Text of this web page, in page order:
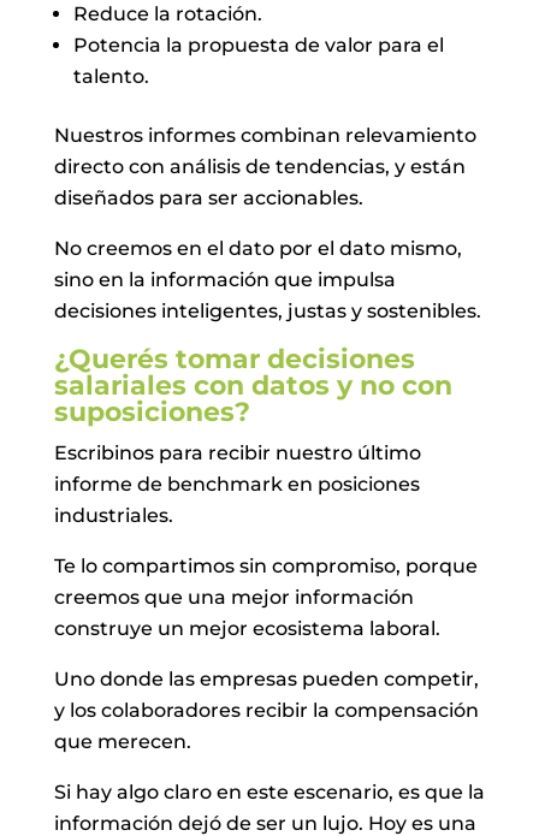
Reduce la rotación.
Potencia la propuesta de valor para el
talento.
Nuestros informes combinan relevamiento
directo con análisis de tendencias, y están
diseñados para ser accionables.
No creemos en el dato por el dato mismo,
sino en la información que impulsa
decisiones inteligentes, justas y sostenibles.
¿Querés tomar decisiones
salariales con datos y no con
suposiciones?
Escribinos para recibir nuestro último
informe de benchmark en posiciones
industriales.
Te lo compartimos sin compromiso, porque
creemos que una mejor información
construye un mejor ecosistema laboral.
Uno donde las empresas pueden competir,
y los colaboradores recibir la compensación
que merecen.
Si hay algo claro en este escenario, es que la
información dejó de ser un lujo. Hoy es una